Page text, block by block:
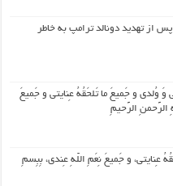
از تهدید دونالد ترامپ به خاطر
وَ وُلدی و جَمیعَ ما تَلحَقُهُ عِنایتی و جَمیعَ
الرَّحمنِ الرَّحیمِ
عِنایتی، و جَمیعَ نِعَمِ اللّهِ عِندی، بِبِسمِ